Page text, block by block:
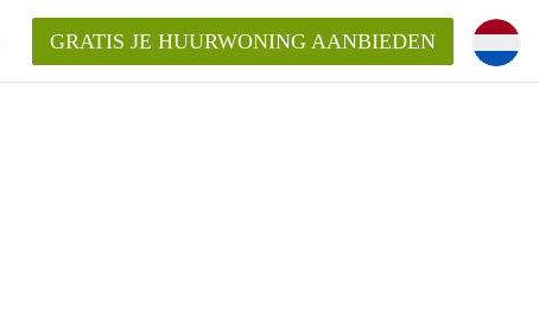
GRATIS JE HUURWONING AANBIEDEN